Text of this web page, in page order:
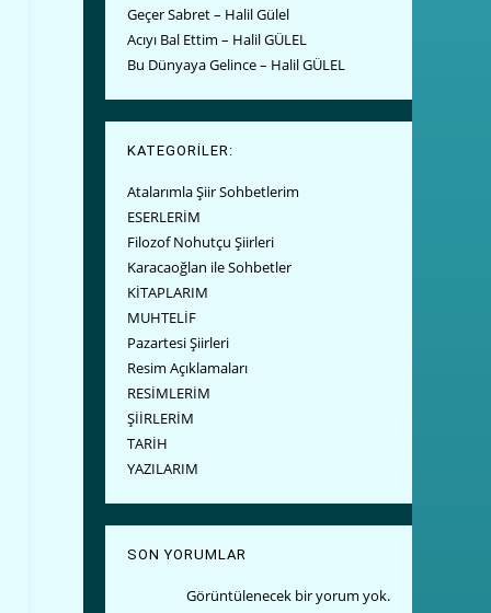
Geçer Sabret – Halil Gülel
Acıyı Bal Ettim – Halil GÜLEL
Bu Dünyaya Gelince – Halil GÜLEL
KATEGORİLER:
Atalarımla Şiir Sohbetlerim
ESERLERİM
Filozof Nohutçu Şiirleri
Karacaoğlan ile Sohbetler
KİTAPLARIM
MUHTELİF
Pazartesi Şiirleri
Resim Açıklamaları
RESİMLERİM
ŞİİRLERİM
TARİH
YAZILARIM
SON YORUMLAR
Görüntülenecek bir yorum yok.